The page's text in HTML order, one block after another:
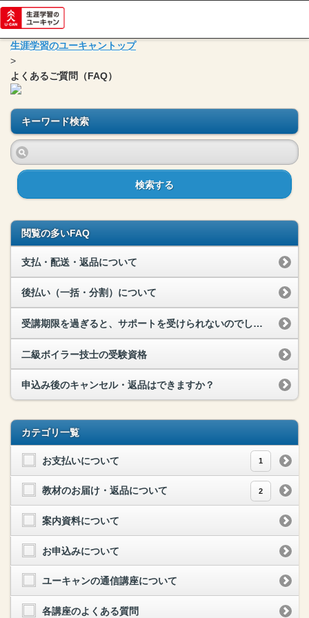
生涯学習のユーキャントップ
>
よくあるご質問（FAQ）
キーワード検索
検索する
閲覧の多いFAQ
支払・配送・返品について
後払い（一括・分割）について
受講期限を過ぎると、サポートを受けられないのでしょうか？
二級ボイラー技士の受験資格
申込み後のキャンセル・返品はできますか？
カテゴリ一覧
お支払いについて 1
教材のお届け・返品について 2
案内資料について
お申込みについて
ユーキャンの通信講座について
各講座のよくある質問